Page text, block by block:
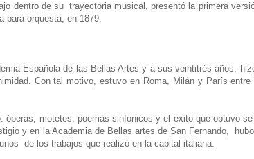
dentro de su trayectoria musical, presentó la primera
para orquesta, en 1879.
Española de las Bellas Artes y a sus veintitrés años,
Con tal motivo, estuvo en Roma, Milán y París entre
óperas, motetes, poemas sinfónicos y el éxito que obtuvo
y en la Academia de Bellas artes de San Fernando,
de los trabajos que realizó en la capital italiana.